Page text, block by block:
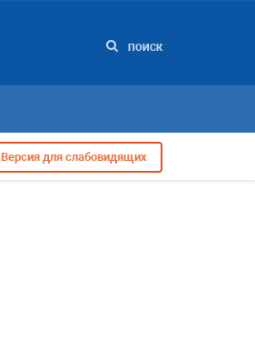
ПОИСК
Версия для слабовидящих